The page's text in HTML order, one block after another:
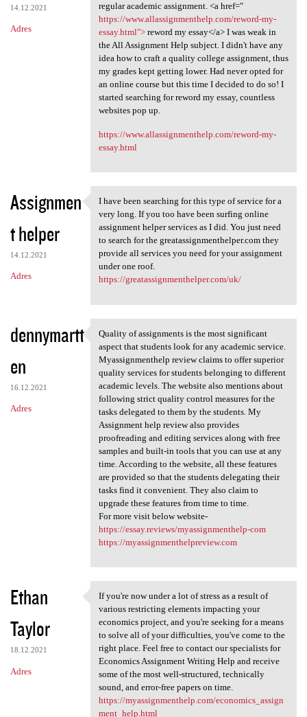
14.12.2021
Adres
regular academic assignment. <a href="
https://www.allassignmenthelp.com/reword-my-
essay.html">reword my essay</a> I was weak in
the All Assignment Help subject. I didn't have any
idea how to craft a quality college assignment, thus
my grades kept getting lower. Had never opted for
an online course but this time I decided to do so! I
started searching for reword my essay, countless
websites pop up.
https://www.allassignmenthelp.com/reword-my-
essay.html
Assignmen
t helper
14.12.2021
Adres
I have been searching for
I have been searching for this type of service for a
very long. If you too have been surfing online
assignment helper services as I did. You just need
to search for the greatassignmenthelper.com they
provide all services you need for your assignment
under one roof.
https://greatassignmenthelper.com/uk/
dennymartt
en
16.12.2021
Adres
Quality of assignments is the
Quality of assignments is the most significant
aspect that students look for any academic service.
Myassignmenthelp review claims to offer superior
quality services for students belonging to different
academic levels. The website also mentions about
following strict quality control measures for the
tasks delegated to them by the students. My
Assignment help review also provides
proofreading and editing services along with free
samples and built-in tools that you can use at any
time. According to the website, all these features
are provided so that the students delegating their
tasks find it convenient. They also claim to
upgrade these features from time to time.
For more visit below website-
https://essay.reviews/myassignmenthelp-com
https://myassignmenthelpreview.com
Ethan
Taylor
18.12.2021
Adres
If you're now under a lot of
If you're now under a lot of stress as a result of
various restricting elements impacting your
economics project, and you're seeking for a means
to solve all of your difficulties, you've come to the
right place. Feel free to contact our specialists for
Economics Assignment Writing Help and receive
some of the most well-structured, technically
sound, and error-free papers on time.
https://myassignmenthelp.com/economics_assign
ment_help.html